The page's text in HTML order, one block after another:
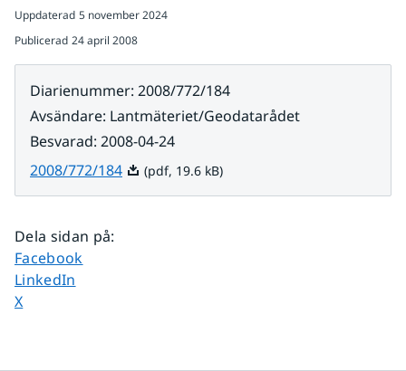
Uppdaterad 5 november 2024
Publicerad 24 april 2008
Diarienummer: 2008/772/184
Avsändare: Lantmäteriet/Geodatarådet
Besvarad: 2008-04-24
2008/772/184Pdf, 19.6 kB.
(pdf, 19.6 kB)
Dela sidan på:
Dela sidan på
Facebook
Dela sidan på
LinkedIn
Dela sidan på
X